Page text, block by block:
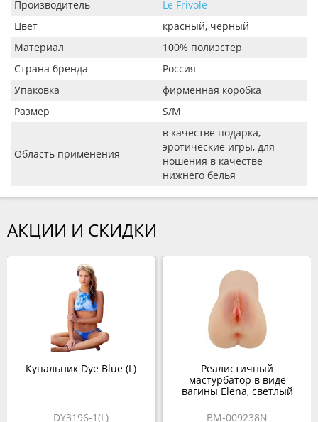
Производитель
Le Frivole
Цвет
красный, черный
Материал
100% полиэстер
Страна бренда
Россия
Упаковка
фирменная коробка
Размер
S/M
Область применения
в качестве подарка,
эротические игры, для
ношения в качестве
нижнего белья
АКЦИИ И СКИДКИ
Купальник Dye Blue (L)
DY3196-1(L)
Реалистичный
мастурбатор в виде
вагины Elena, светлый
BM-009238N